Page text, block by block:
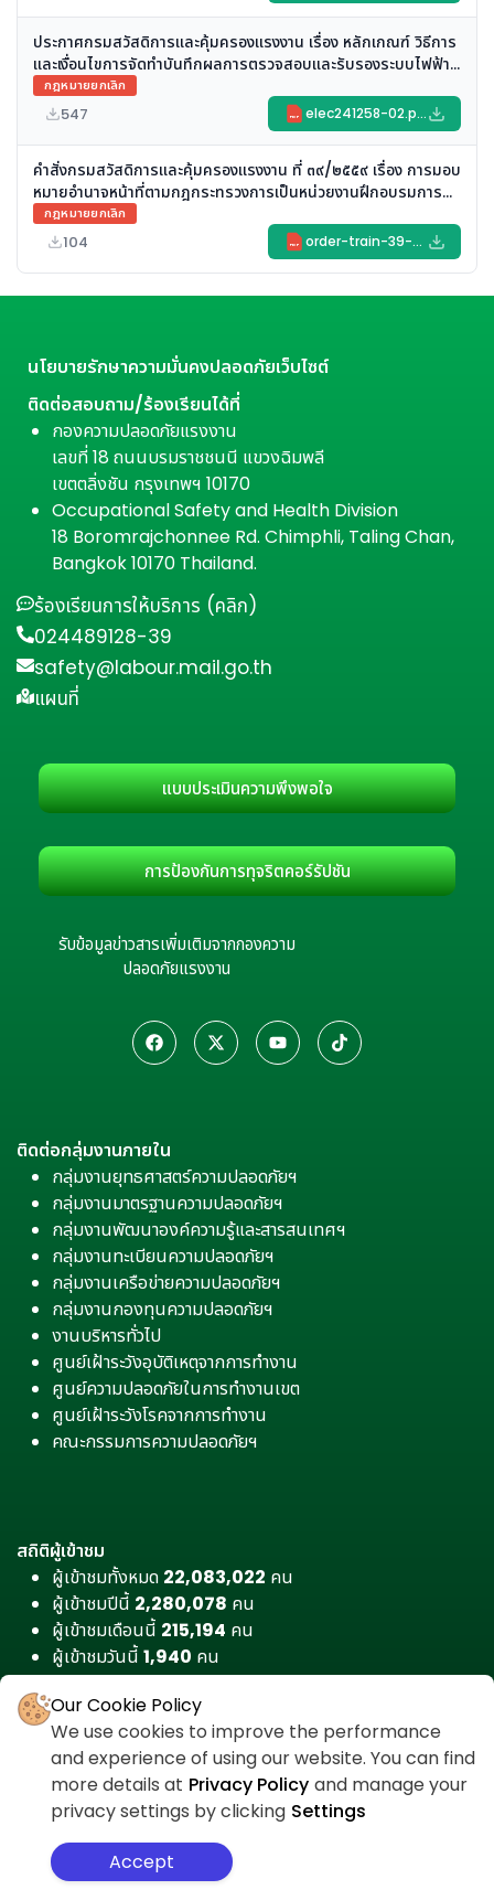
ประกาศกรมสวัสดิการและคุ้มครองแรงงาน เรื่อง หลักเกณฑ์ วิธีการ
และเงื่อนไขการจัดทําบันทึกผลการตรวจสอบและรับรองระบบไฟฟ้า
และบริภัณฑ์ไฟฟ้า (ยกเลิก)
กฎหมายยกเลิก
547 PDF elec241258-02.pdf
คำสั่งกรมสวัสดิการและคุ้มครองแรงงาน ที่ ๓๙/๒๕๕๙ เรื่อง การมอบ
หมายอำนาจหน้าที่ตามกฎกระทรวงการเป็นหน่วยงานฝึกอบรมการ
ดับเพลิงขั้นต้นและการเป็นหน่วยงานฝึกซ้อมดับเพลิงและฝึกซ้อม
อพยพหนีไฟ พ.ศ. ๒๕๕๖ (ยกเลิก)
กฎหมายยกเลิก
104 PDF order-train-39-2559.pdf
นโยบายรักษาความมั่นคงปลอดภัยเว็บไซต์
ติดต่อสอบถาม/ร้องเรียนได้ที่
กองความปลอดภัยแรงงาน
เลขที่ 18 ถนนบรมราชชนนี แขวงฉิมพลี
เขตตลิ่งชัน กรุงเทพฯ 10170
Occupational Safety and Health Division
18 Boromrajchonnee Rd. Chimphli, Taling Chan,
Bangkok 10170 Thailand.
ร้องเรียนการให้บริการ (คลิก)
024489128-39
safety@labour.mail.go.th
แผนที่
แบบประเมินความพึงพอใจ
การป้องกันการทุจริตคอร์รัปชัน
รับข้อมูลข่าวสารเพิ่มเติมจากกองความ
ปลอดภัยแรงงาน
ติดต่อกลุ่มงานภายใน
กลุ่มงานยุทธศาสตร์ความปลอดภัยฯ
กลุ่มงานมาตรฐานความปลอดภัยฯ
กลุ่มงานพัฒนาองค์ความรู้และสารสนเทศฯ
กลุ่มงานทะเบียนความปลอดภัยฯ
กลุ่มงานเครือข่ายความปลอดภัยฯ
กลุ่มงานกองทุนความปลอดภัยฯ
งานบริหารทั่วไป
ศูนย์เฝ้าระวังอุบัติเหตุจากการทำงาน
ศูนย์ความปลอดภัยในการทำงานเขต
ศูนย์เฝ้าระวังโรคจากการทำงาน
คณะกรรมการความปลอดภัยฯ
สถิติผู้เข้าชม
ผู้เข้าชมทั้งหมด 22,083,022 คน
ผู้เข้าชมปีนี้ 2,280,078 คน
ผู้เข้าชมเดือนนี้ 215,194 คน
ผู้เข้าชมวันนี้ 1,940 คน
สำหรับเจ้าหน้าที่ ศูนย์ต่อต้านคอร์รัปชัน นโยบายความเป็นส่วนตัว
Our Cookie Policy
We use cookies to improve the performance
and experience of using our website. You can find
more details at Privacy Policy and manage your
privacy settings by clicking Settings
Accept